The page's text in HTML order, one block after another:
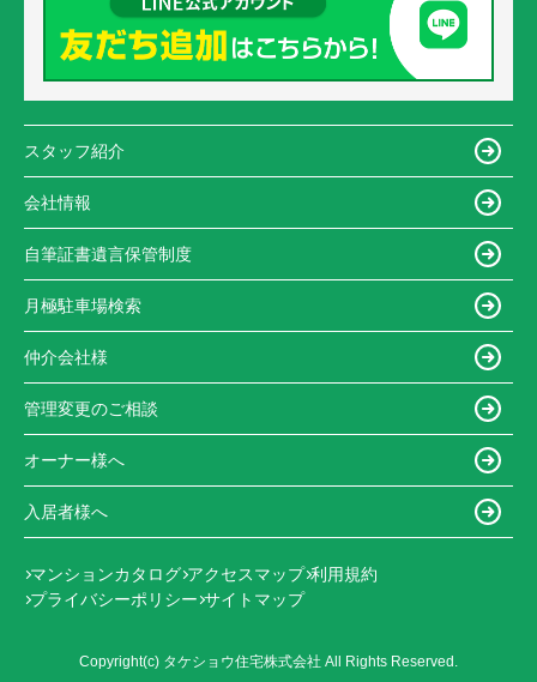
スタッフ紹介
会社情報
自筆証書遺言保管制度
月極駐車場検索
仲介会社様
管理変更のご相談
オーナー様へ
入居者様へ
マンションカタログ アクセスマップ 利用規約
プライバシーポリシー サイトマップ
Copyright(c) タケショウ住宅株式会社 All Rights Reserved.